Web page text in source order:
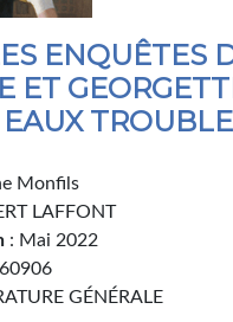
ENQUÊTES
ET
Monfils
LAFFONT
: Mai 2022
GÉNÉRALE